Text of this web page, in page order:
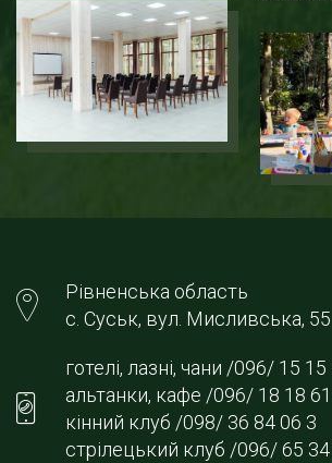
Рівненська область
с. Суськ, вул. Мисливська, 55
готелі, лазні, чани /096/ 15
альтанки, кафе /096/ 18 18
кінний клуб /098/ 36 84 06 3
стрілецький клуб /096/ 65